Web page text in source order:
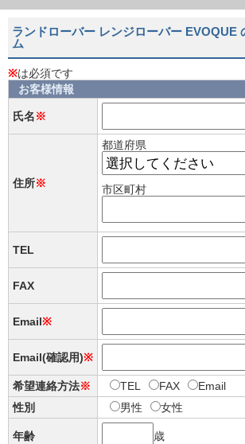
ランドローバー レンジローバー EVOQUE
ム
※は必須です
お客様情報
氏名※
住所※
都道府県
市区町村
TEL
FAX
Email※
Email(確認用)※
希望連絡方法※ TEL FAX
Email
性別
男性 女性
年齢 歳